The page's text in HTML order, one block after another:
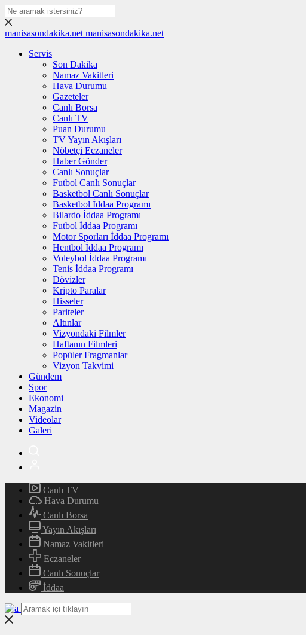
manisasondakika.net manisasondakika.net
Servis
Son Dakika
Namaz Vakitleri
Hava Durumu
Gazeteler
Canlı Borsa
Canlı TV
Puan Durumu
TV Yayın Akışları
Nöbetçi Eczaneler
Haber Gönder
Canlı Sonuçlar
Futbol Canlı Sonuçlar
Basketbol Canlı Sonuçlar
Basketbol İddaa Programı
Bilardo İddaa Programı
Futbol İddaa Programı
Motor Sporları İddaa Programı
Hentbol İddaa Programı
Voleybol İddaa Programı
Tenis İddaa Programı
Dövizler
Kripto Paralar
Hisseler
Pariteler
Altınlar
Vizyondaki Filmler
Haftanın Filmleri
Popüler Fragmanlar
Vizyon Takvimi
Gündem
Spor
Ekonomi
Magazin
Videolar
Galeri
Canlı TV
Hava Durumu
Canlı Borsa
Yayın Akışları
Namaz Vakitleri
Eczaneler
Canlı Sonuçlar
İddaa